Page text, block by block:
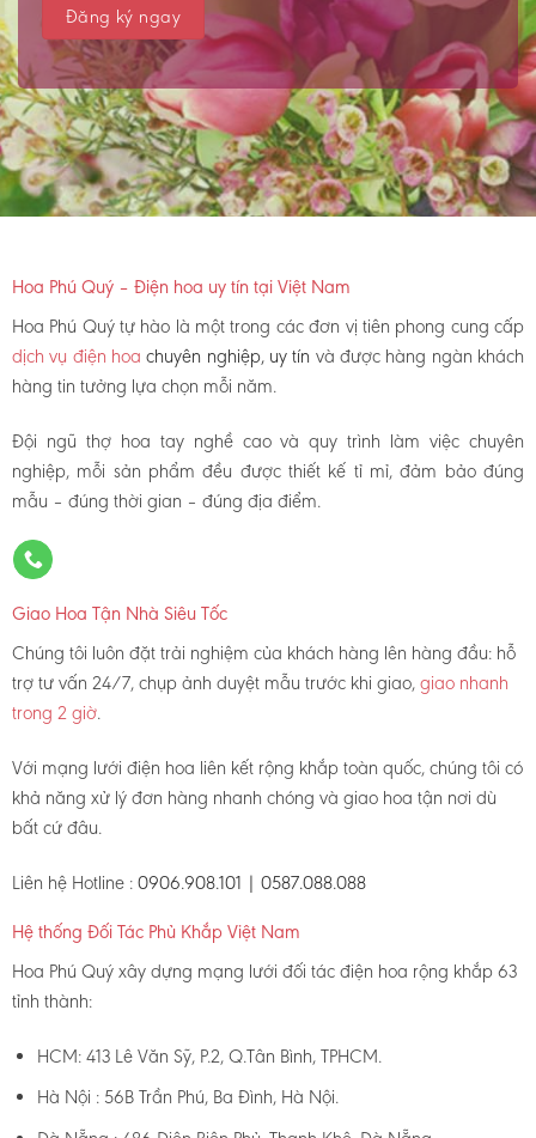
Hoa Phú Quý – Điện hoa uy tín tại Việt Nam
Hoa Phú Quý tự hào là một trong các đơn vị tiên phong cung cấp
dịch vụ điện hoachuyên nghiệp, uy tín và được hàng ngàn khách
hàng tin tưởng lựa chọn mỗi năm.
Đội ngũ thợ hoa tay nghề cao và quy trình làm việc chuyên
nghiệp, mỗi sản phẩm đều được thiết kế tỉ mỉ, đảm bảo đúng
mẫu – đúng thời gian – đúng địa điểm.
Giao Hoa Tận Nhà Siêu Tốc
Chúng tôi luôn đặt trải nghiệm của khách hàng lên hàng đầu: hỗ
trợ tư vấn 24/7, chụp ảnh duyệt mẫu trước khi giao,giao nhanh
trong 2 giờ.
Với mạng lưới điện hoa liên kết rộng khắp toàn quốc, chúng tôi có
khả năng xử lý đơn hàng nhanh chóng và giao hoa tận nơi dù
bất cứ đâu.
Liên hệ Hotline : 0906.908.101 | 0587.088.088
Hệ thống Đối Tác Phủ Khắp Việt Nam
Hoa Phú Quý xây dựng mạng lưới đối tác điện hoa rộng khắp 63
tỉnh thành:
HCM: 413 Lê Văn Sỹ, P.2, Q.Tân Bình, TPHCM.
Hà Nội : 56B Trần Phú, Ba Đình, Hà Nội.